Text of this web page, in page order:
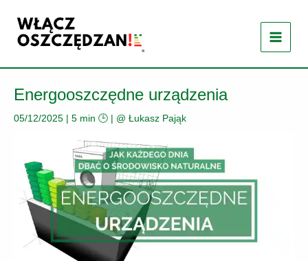
treści
Energooszczędne urządzenia
05/12/2025 | 5 min 🕒 | @ Łukasz Pająk